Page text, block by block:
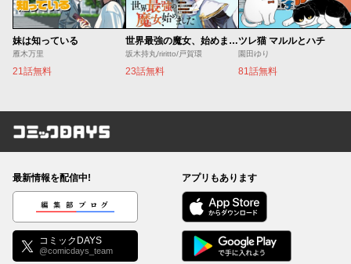
妹は知っている
雁木万里
21話無料
世界最強の魔女、始めました ～私だけ『攻略サイト』を見れる世界で自由に生きます～
坂木持丸/riritto/戸賀環
23話無料
ツレ猫 マルルとハチ
園田ゆり
81話無料
コミックDAYS
最新情報を配信中!
編集部ブログ
コミックDAYS
@comicdays_team
アプリもあります